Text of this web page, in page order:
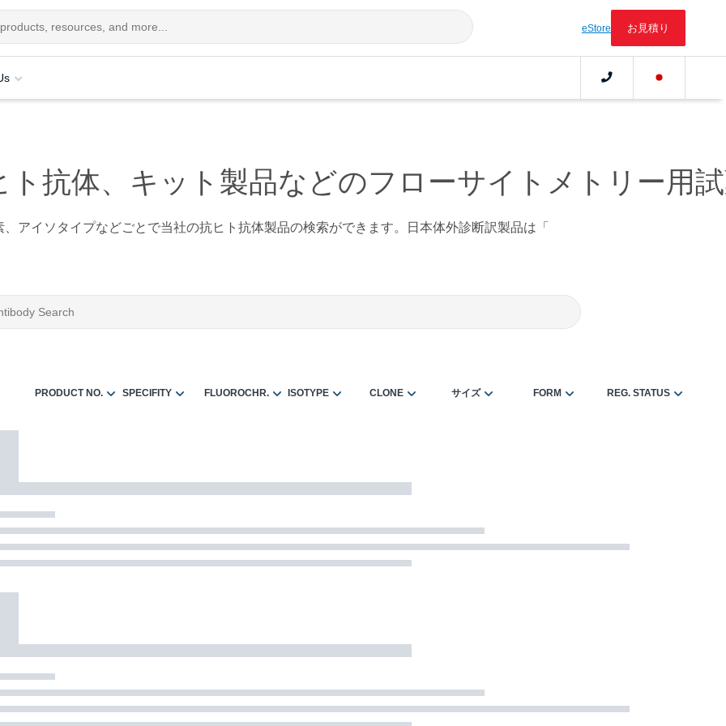
eStore お見積り
ト抗体、キット製品などのフローサイトメトリー用
、アイソタイプなどごとで当社の抗ヒト抗体製品の検索ができます。日本体外診断訳製品は「
PRODUCT NO. SPECIFITY FLUOROCHR. ISOTYPE CLONE サイズ FORM REG. STATUS